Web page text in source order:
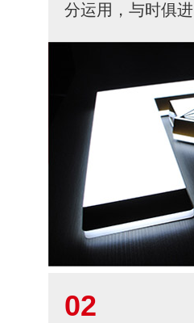
分运用，与时俱进
02